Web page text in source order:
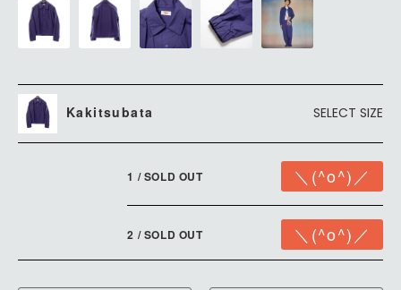
Kakitsubata SELECT SIZE
1 / SOLD OUT
2 / SOLD OUT